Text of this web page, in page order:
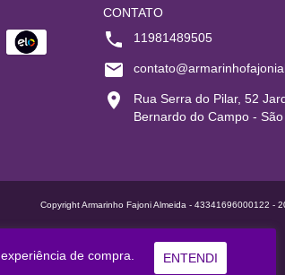
de compra. ENTENDI
CONTATO
11981489505
Rua Serra do Pilar, 52
Bernardo do Campo -
Copyright Armarinho Fajoni Almeida - 43341696000122 -